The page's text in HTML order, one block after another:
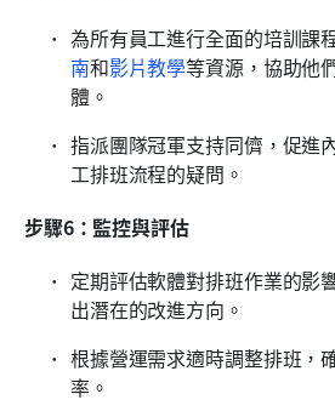
為所有員工進行全面的培訓課
南和影片教學等資源，協助他
體。
指派團隊冠軍支持同儕，促進
工排班流程的疑問。
步驟6：監控與評估
定期評估軟體對排班作業的影
出潛在的改進方向。
根據營運需求適時調整排班，
率。